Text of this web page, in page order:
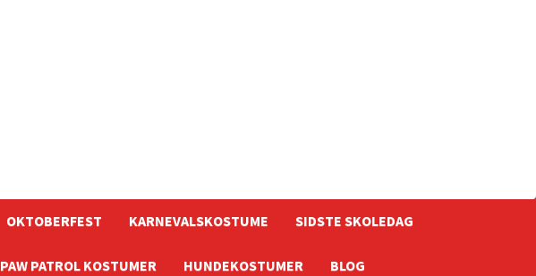
OKTOBERFEST KARNEVALSKOSTUME SIDSTE SKOLEDAG
PAW PATROL KOSTUMER HUNDEKOSTUMER BLOG